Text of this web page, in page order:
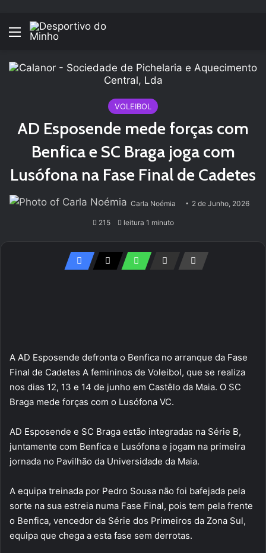
Menu
VOLEIBOL
AD Esposende mede forças com
Benfica e SC Braga joga com
Lusófona na Fase Final de Cadetes
Carla Noémia 2 de Junho, 2026
215 leitura 1 minuto
A AD Esposende defronta o Benfica no arranque da Fase
Final de Cadetes A femininos de Voleibol, que se realiza
nos dias 12, 13 e 14 de junho em Castêlo da Maia. O SC
Braga mede forças com o Lusófona VC.
AD Esposende e SC Braga estão integradas na Série B,
juntamente com Benfica e Lusófona e jogam na primeira
jornada no Pavilhão da Universidade da Maia.
A equipa treinada por Pedro Sousa não foi bafejada pela
sorte na sua estreia numa Fase Final, pois tem pela frente
o Benfica, vencedor da Série dos Primeiros da Zona Sul,
equipa que chega a esta fase sem derrotas.